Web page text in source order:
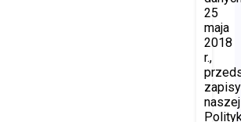
25
maja
2018
r.,
zapisy
naszej